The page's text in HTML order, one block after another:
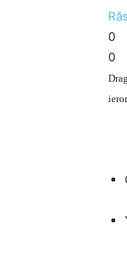
0
0